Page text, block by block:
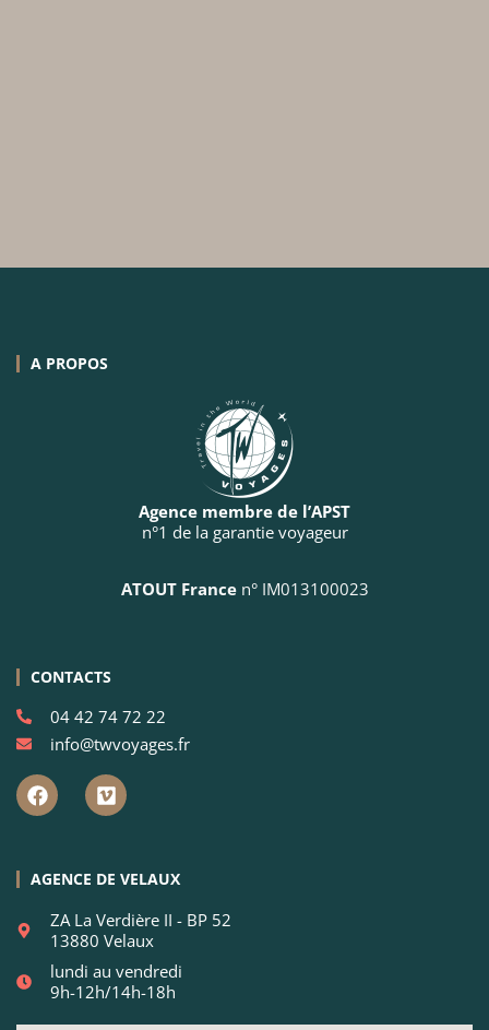
A PROPOS
Agence membre de l’APST
n°1 de la garantie voyageur
ATOUT Francen° IM013100023
CONTACTS
04 42 74 72 22
info@twvoyages.fr
AGENCE DE VELAUX
ZA La Verdière II - BP 52
13880 Velaux
lundi au vendredi
9h-12h/14h-18h